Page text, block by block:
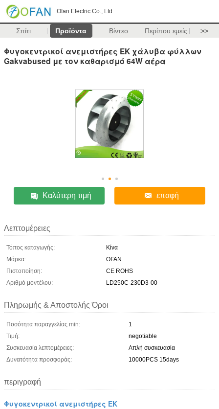
Ofan Electric Co., Ltd
Σπίτι Προϊόντα Βίντεο Περίπου εμείς >>
Φυγοκεντρικοί ανεμιστήρες ΕΚ χάλυβα φύλλων
Gakvabused με τον καθαρισμό 64W αέρα
Καλύτερη τιμή επαφή
Λεπτομέρειες
Τόπος καταγωγής:
Κίνα
Μάρκα:
OFAN
Πιστοποίηση:
CE ROHS
Αριθμό μοντέλου:
LD250C-230D3-00
Πληρωμής & Αποστολής Όροι
Ποσότητα παραγγελίας min:
1
Τιμή:
negotiable
Συσκευασία λεπτομέρειες:
Απλή συσκευασία
Δυνατότητα προσφοράς:
10000PCS 15days
περιγραφή
Φυγοκεντρικοί ανεμιστήρες ΕΚ